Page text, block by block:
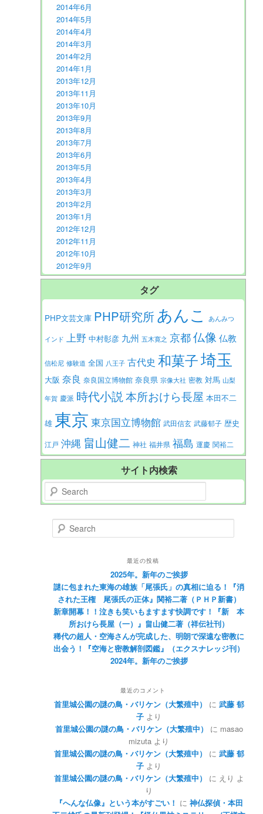
2014年6月
2014年5月
2014年4月
2014年3月
2014年2月
2014年1月
2013年12月
2013年11月
2013年10月
2013年9月
2013年8月
2013年7月
2013年6月
2013年5月
2013年4月
2013年3月
2013年2月
2013年1月
2012年12月
2012年11月
2012年10月
2012年9月
タグ
PHP文芸文庫 PHP研究所あんこ あんみつ
インド 上野 中村彰彦 九州 五木寛之 京都仏像 仏教
信松尼 修験道 全国 八王子 古代史 和菓子埼玉
大阪 奈良 奈良国立博物館 奈良県 宗像大社 密教 対馬 山梨
年賀 慶派 時代小説本所おけら長屋 本田不二
雄 東京 東京国立博物館 武田信玄 武藤郁子 歴史
江戸 沖縄 畠山健二 神社 福井県 福島 運慶 関裕二
サイト内検索
Search
Search
最近の投稿
2025年。新年のご挨拶
謎に包まれた東海の雄族「尾張氏」の真相に迫る！『消
された王権 尾張氏の正体』関裕二著（ＰＨＰ新書）
新章開幕！！泣きも笑いもますます快調です！『新 本
所おけら長屋（一）』畠山健二著（祥伝社刊）
稀代の超人・空海さんが完成した、明朗で深遠な密教に
出会う！『空海と密教解剖図鑑』（エクスナレッジ刊）
2024年。新年のご挨拶
最近のコメント
首里城公園の謎の鳥・バリケン（大繁殖中） に 武藤 郁
子 より
首里城公園の謎の鳥・バリケン（大繁殖中）
に masao
mizuta より
首里城公園の謎の鳥・バリケン（大繁殖中）
に 武藤 郁
子 より
首里城公園の謎の鳥・バリケン（大繁殖中）
に えり よ
り
『へんな仏像』という本がすごい！ に 神仏探偵・本田